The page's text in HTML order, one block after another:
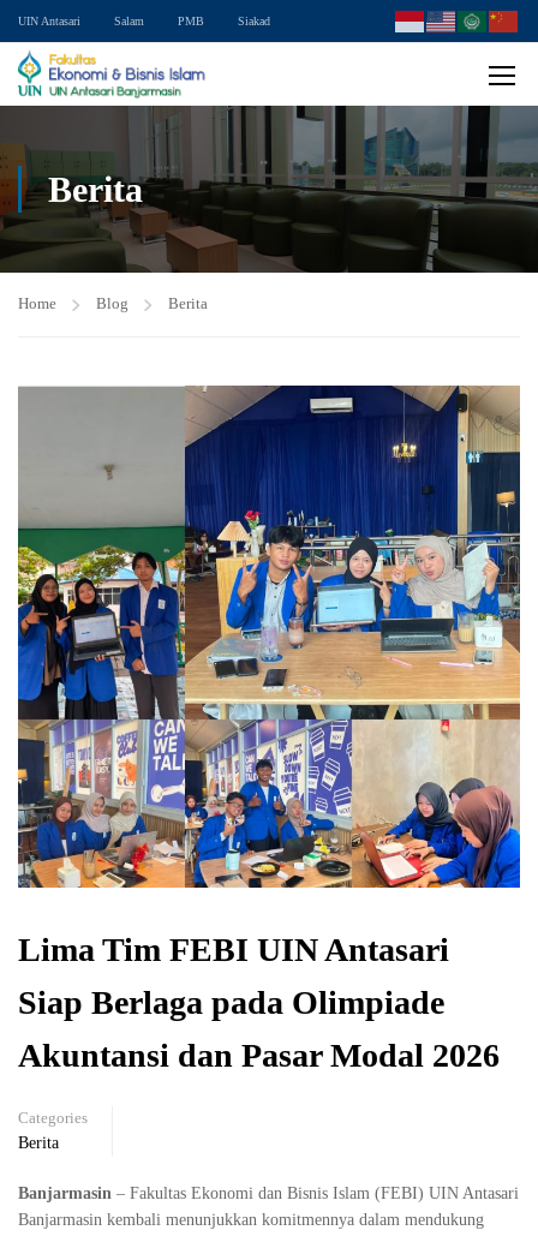
UIN Antasari Salam PMB Siakad
Berita
Home Blog Berita
Lima Tim FEBI UIN Antasari
Siap Berlaga pada Olimpiade
Akuntansi dan Pasar Modal 2026
Categories
Berita
Banjarmasin – Fakultas Ekonomi dan Bisnis Islam (FEBI) UIN Antasari
Banjarmasin kembali menunjukkan komitmennya dalam mendukung